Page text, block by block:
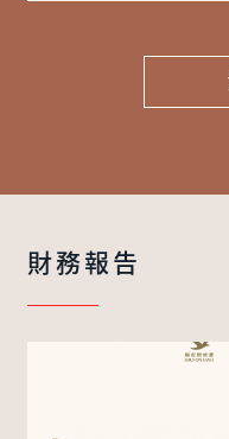
財務報告